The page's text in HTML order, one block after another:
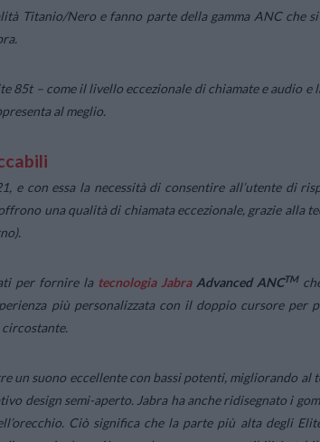
Titanio/Nero e fanno parte della gamma ANC che si
85t – come il livello eccezionale di chiamate e audio e
al meglio.
e con essa la necessità di consentire all’utente di
una qualità di chiamata eccezionale, grazie alla
per fornire la tecnologia JabraAdvanced ANCTM
più personalizzata con il doppio cursore per
un suono eccellente con bassi potenti, migliorando al
design semi-aperto. Jabra ha anche ridisegnato i
Ciò significa che la parte più alta degli